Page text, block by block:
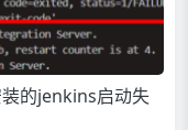
的jenkins启动失